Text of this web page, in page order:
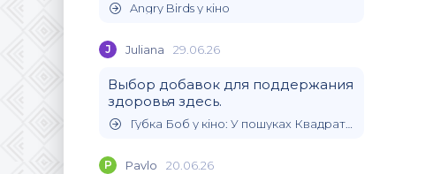
Angry Birds у кіно
J Juliana 29.06.26
Выбор добавок для поддержания
здоровья здесь.
Губка Боб у кіно: У пошуках Квадратних Штанів
P Pavlo 20.06.26